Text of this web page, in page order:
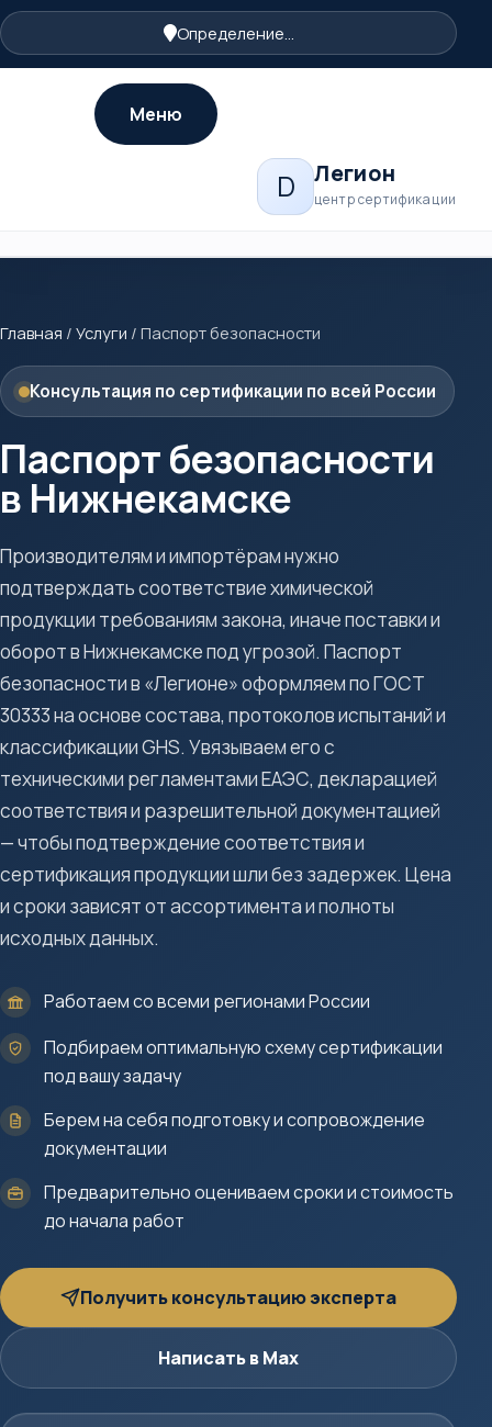
Определение...
D Легион
центр сертификации
Меню
Главная / Услуги / Паспорт безопасности
Консультация по сертификации по всей России
Паспорт безопасности
в Нижнекамске
Производителям и импортёрам нужно
подтверждать соответствие химической
продукции требованиям закона, иначе поставки и
оборот в Нижнекамске под угрозой. Паспорт
безопасности в «Легионе» оформляем по ГОСТ
30333 на основе состава, протоколов испытаний и
классификации GHS. Увязываем его с
техническими регламентами ЕАЭС, декларацией
соответствия и разрешительной документацией
— чтобы подтверждение соответствия и
сертификация продукции шли без задержек. Цена
и сроки зависят от ассортимента и полноты
исходных данных.
Работаем со всеми регионами России
Подбираем оптимальную схему сертификации
под вашу задачу
Берем на себя подготовку и сопровождение
документации
Предварительно оцениваем сроки и стоимость
до начала работ
Получить консультацию эксперта
Написать в Max